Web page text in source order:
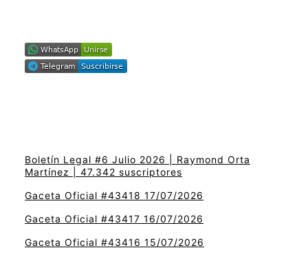
Boletín Legal #6 Julio 2026 | Raymond Orta
Martínez | 47.342 suscriptores
Gaceta Oficial #43418 17/07/2026
Gaceta Oficial #43417 16/07/2026
Gaceta Oficial #43416 15/07/2026